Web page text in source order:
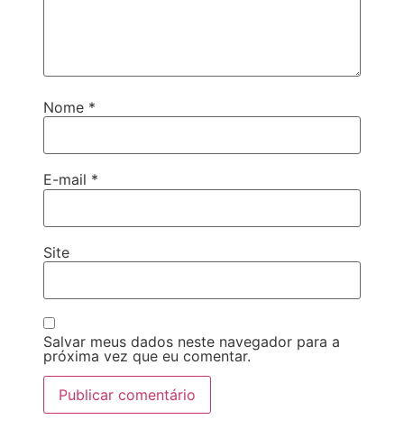
Nome *
E-mail *
Site
Salvar meus dados neste navegador para a
próxima vez que eu comentar.